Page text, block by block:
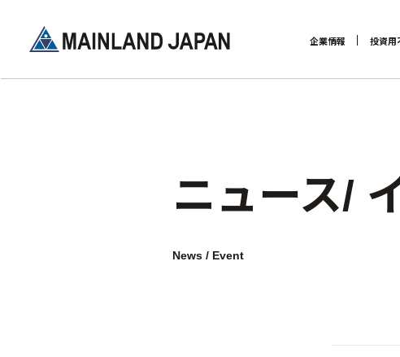
企業情報 投資用
ニュース/
News / Event